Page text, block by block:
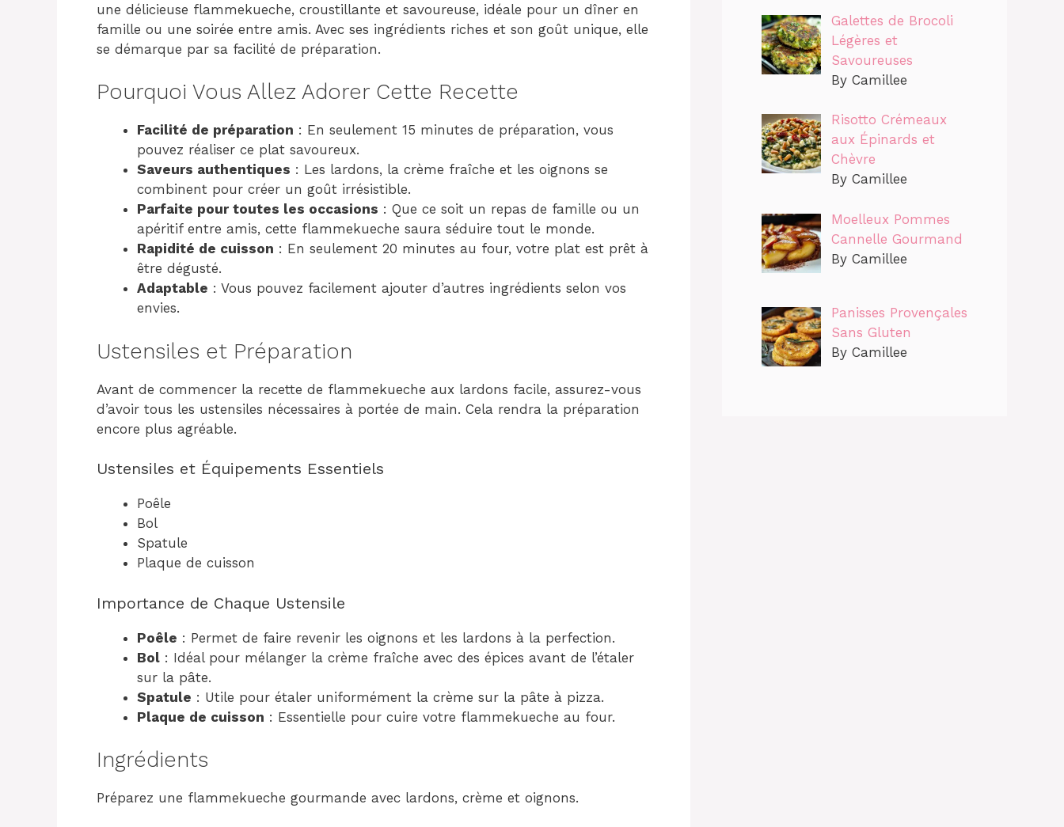
une délicieuse flammekueche, croustillante et savoureuse, idéale pour un dîner en
famille ou une soirée entre amis. Avec ses ingrédients riches et son goût unique, elle
se démarque par sa facilité de préparation.
Pourquoi Vous Allez Adorer Cette Recette
Facilité de préparation : En seulement 15 minutes de préparation, vous
pouvez réaliser ce plat savoureux.
Saveurs authentiques : Les lardons, la crème fraîche et les oignons se
combinent pour créer un goût irrésistible.
Parfaite pour toutes les occasions : Que ce soit un repas de famille ou un
apéritif entre amis, cette flammekueche saura séduire tout le monde.
Rapidité de cuisson : En seulement 20 minutes au four, votre plat est prêt à
être dégusté.
Adaptable : Vous pouvez facilement ajouter d’autres ingrédients selon vos
envies.
Ustensiles et Préparation
Avant de commencer la recette de flammekueche aux lardons facile, assurez-vous
d’avoir tous les ustensiles nécessaires à portée de main. Cela rendra la préparation
encore plus agréable.
Ustensiles et Équipements Essentiels
Poêle
Bol
Spatule
Plaque de cuisson
Importance de Chaque Ustensile
Poêle : Permet de faire revenir les oignons et les lardons à la perfection.
Bol : Idéal pour mélanger la crème fraîche avec des épices avant de l’étaler
sur la pâte.
Spatule : Utile pour étaler uniformément la crème sur la pâte à pizza.
Plaque de cuisson : Essentielle pour cuire votre flammekueche au four.
Ingrédients
Préparez une flammekueche gourmande avec lardons, crème et oignons.
Galettes de Brocoli
Légères et
Savoureuses
By Camillee
Risotto Crémeaux
aux Épinards et
Chèvre
By Camillee
Moelleux Pommes
Cannelle Gourmand
By Camillee
Panisses Provençales
Sans Gluten
By Camillee